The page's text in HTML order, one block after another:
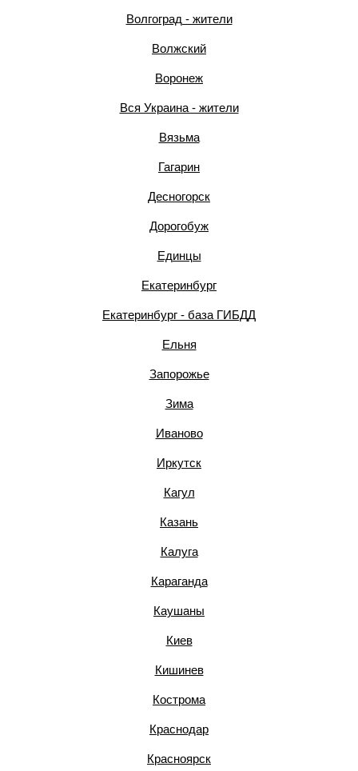
Волгоград - жители
Волжский
Воронеж
Вся Украина - жители
Вязьма
Гагарин
Десногорск
Дорогобуж
Единцы
Екатеринбург
Екатеринбург - база ГИБДД
Ельня
Запорожье
Зима
Иваново
Иркутск
Кагул
Казань
Калуга
Караганда
Каушаны
Киев
Кишинев
Кострома
Краснодар
Красноярск